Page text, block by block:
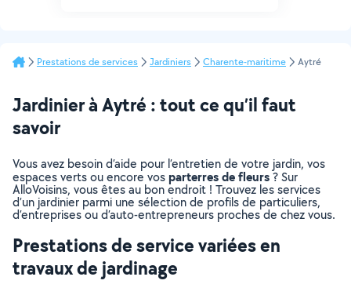
Prestations de services Jardiniers Charente-maritime Aytré
Jardinier à Aytré : tout ce qu’il faut
savoir
Vous avez besoin d’aide pour l’entretien de votre jardin, vos
espaces verts ou encore vosparterres de fleurs? Sur
AlloVoisins, vous êtes au bon endroit ! Trouvez les services
d’un jardinier parmi une sélection de profils de particuliers,
d’entreprises ou d’auto-entrepreneurs proches de chez vous.
Prestations de service variées en
travaux de jardinage